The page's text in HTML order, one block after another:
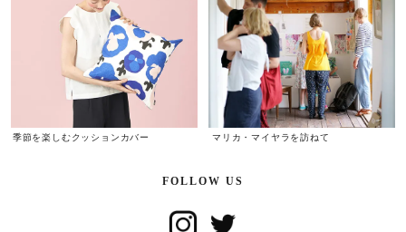
季節を楽しむクッションカバー マリカ・マイヤラを訪ねて
FOLLOW US